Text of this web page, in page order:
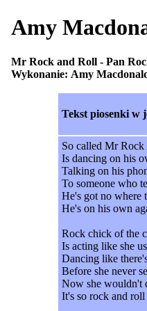
Amy
Mr Rock and Roll - Pan
Wykonanie: Amy
Tekst piosenki w
So called Mr
Is dancing on his
Talking on his
To someone who
He's got no where
He's on his own
Rock chick of the
Is acting like she
Dancing like
Before she never
Now she wouldn't
It's so rock and roll